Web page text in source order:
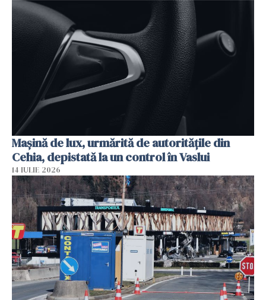
Mașină de lux, urmărită de autoritățile din
Cehia, depistată la un control în Vaslui
14 IULIE 2026